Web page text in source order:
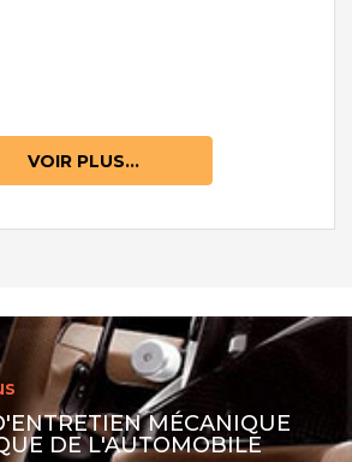
VOIR PLUS...
MÉCANIQUE
DE L'AUTOMOBILE